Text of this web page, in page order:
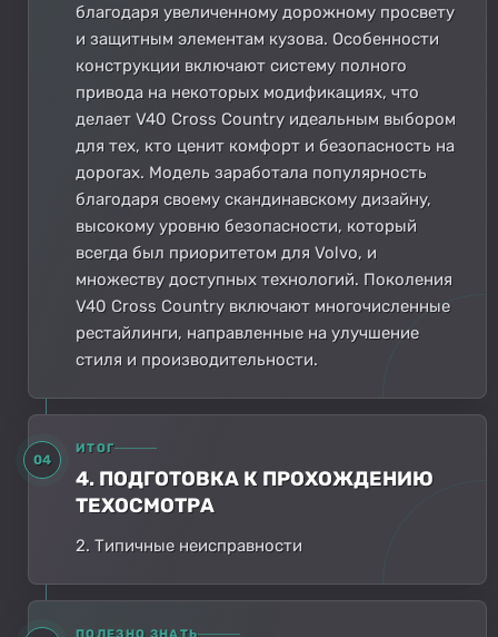
благодаря увеличенному дорожному просвету
и защитным элементам кузова. Особенности
конструкции включают систему полного
привода на некоторых модификациях, что
делает V40 Cross Country идеальным выбором
для тех, кто ценит комфорт и безопасность на
дорогах. Модель заработала популярность
благодаря своему скандинавскому дизайну,
высокому уровню безопасности, который
всегда был приоритетом для Volvo, и
множеству доступных технологий. Поколения
V40 Cross Country включают многочисленные
рестайлинги, направленные на улучшение
стиля и производительности.
04
ИТОГ
4. ПОДГОТОВКА К ПРОХОЖДЕНИЮ
ТЕХОСМОТРА
2. Типичные неисправности
ПОЛЕЗНО ЗНАТЬ